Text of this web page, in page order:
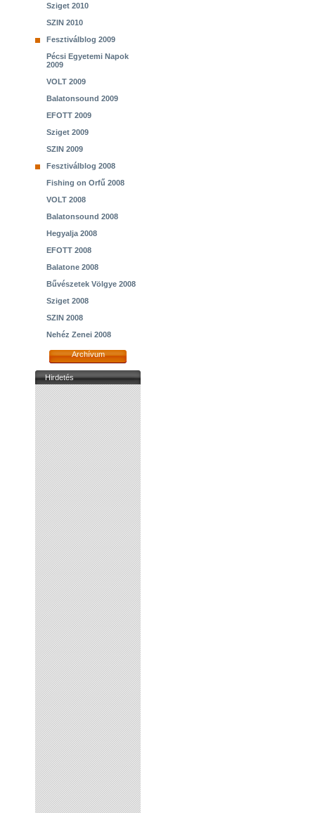
Sziget 2010
SZIN 2010
Fesztiválblog 2009
Pécsi Egyetemi Napok
2009
VOLT 2009
Balatonsound 2009
EFOTT 2009
Sziget 2009
SZIN 2009
Fesztiválblog 2008
Fishing on Orfű 2008
VOLT 2008
Balatonsound 2008
Hegyalja 2008
EFOTT 2008
Balatone 2008
Bűvészetek Völgye 2008
Sziget 2008
SZIN 2008
Nehéz Zenei 2008
Archívum
Hirdetés